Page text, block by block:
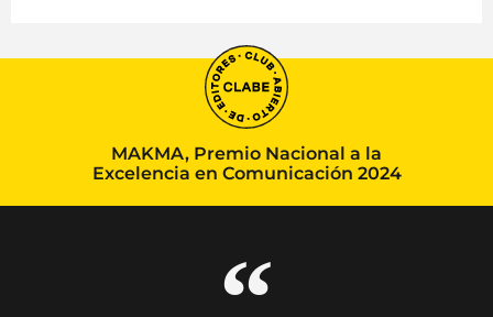
MAKMA, Premio Nacional a la
Excelencia en Comunicación 2024